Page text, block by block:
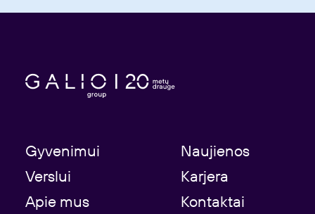
Gyvenimui
Naujienos
Verslui
Karjera
Apie mus
Kontaktai